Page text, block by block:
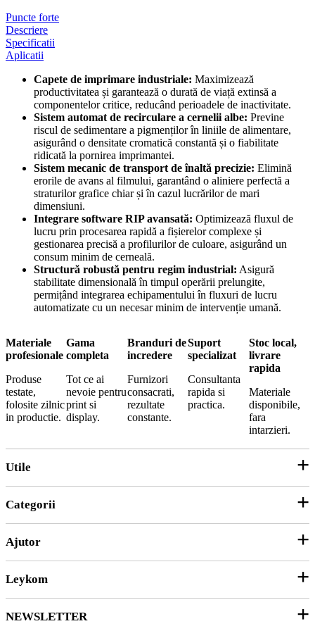
Puncte forte
Descriere
Specificatii
Aplicatii
Capete de imprimare industriale: Maximizează
productivitatea și garantează o durată de viață extinsă a
componentelor critice, reducând perioadele de inactivitate.
Sistem automat de recirculare a cernelii albe: Previne
riscul de sedimentare a pigmenților în liniile de alimentare,
asigurând o densitate cromatică constantă și o fiabilitate
ridicată la pornirea imprimantei.
Sistem mecanic de transport de înaltă precizie: Elimină
erorile de avans al filmului, garantând o aliniere perfectă a
straturilor grafice chiar și în cazul lucrărilor de mari
dimensiuni.
Integrare software RIP avansată: Optimizează fluxul de
lucru prin procesarea rapidă a fișierelor complexe și
gestionarea precisă a profilurilor de culoare, asigurând un
consum minim de cerneală.
Structură robustă pentru regim industrial: Asigură
stabilitate dimensională în timpul operării prelungite,
permițând integrarea echipamentului în fluxuri de lucru
automatizate cu un necesar minim de intervenție umană.
Materiale
profesionale
Produse
testate,
folosite zilnic
in productie.
Gama
completa
Tot ce ai
nevoie pentru
print si
display.
Branduri de
incredere
Furnizori
consacrati,
rezultate
constante.
Suport
specializat
Consultanta
rapida si
practica.
Stoc local,
livrare
rapida
Materiale
disponibile,
fara
intarzieri.
Utile
Parteneri
Categorii
Echipamente și Consumabile
Ambalare
Ajutor
Contact
Leykom
Despre noi
NEWSLETTER